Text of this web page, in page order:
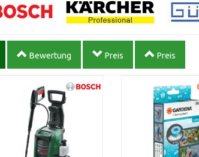
Bewertung Preis Preis